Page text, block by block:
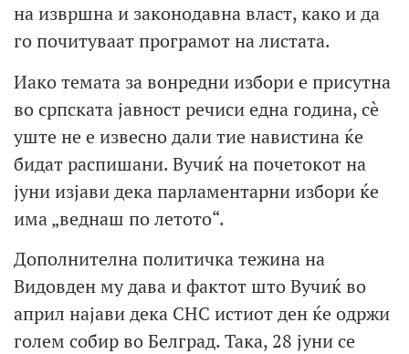
на извршна и законодавна власт, како и да
го почитуваат програмот на листата.
Иако темата за вонредни избори е присутна
во српската јавност речиси една година, сè
уште не е извесно дали тие навистина ќе
бидат распишани. Вучиќ на почетокот на
јуни изјави дека парламентарни избори ќе
има „веднаш по летото“.
Дополнителна политичка тежина на
Видовден му дава и фактот што Вучиќ во
април најави дека СНС истиот ден ќе одржи
голем собир во Белград. Така, 28 јуни се